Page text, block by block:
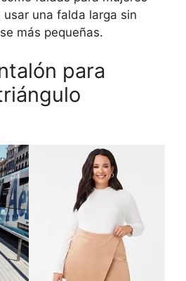
una falda larga sin
más pequeñas.
para